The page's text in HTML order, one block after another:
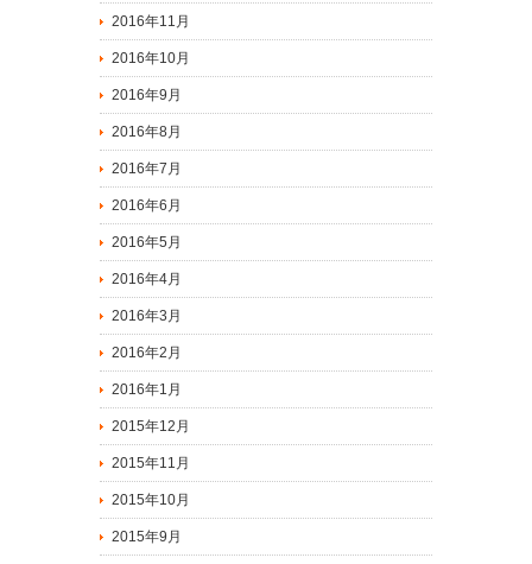
2016年11月
2016年10月
2016年9月
2016年8月
2016年7月
2016年6月
2016年5月
2016年4月
2016年3月
2016年2月
2016年1月
2015年12月
2015年11月
2015年10月
2015年9月